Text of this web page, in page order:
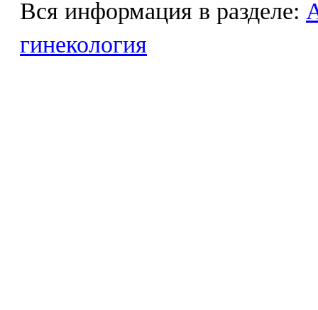
Вся информация в разделе:
гинекология